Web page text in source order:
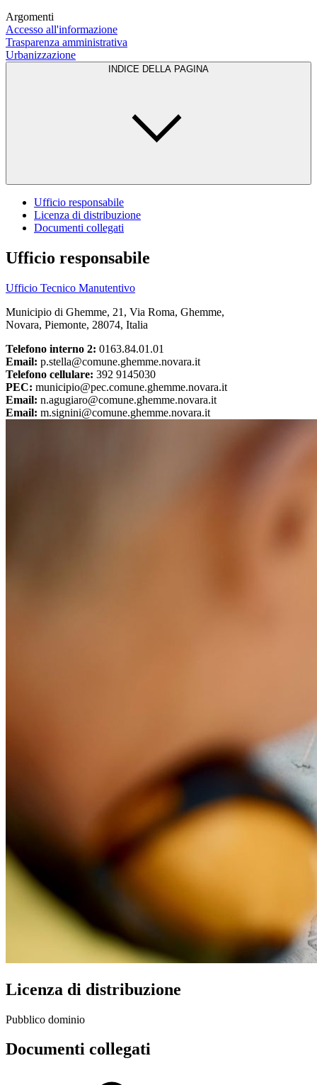
Argomenti
Accesso all'informazione
Trasparenza amministrativa
Urbanizzazione
INDICE DELLA PAGINA
Ufficio responsabile
Licenza di distribuzione
Documenti collegati
Ufficio responsabile
Ufficio Tecnico Manutentivo
Municipio di Ghemme, 21, Via Roma, Ghemme,
Novara, Piemonte, 28074, Italia
Telefono interno 2: 0163.84.01.01
Email: p.stella@comune.ghemme.novara.it
Telefono cellulare: 392 9145030
PEC: municipio@pec.comune.ghemme.novara.it
Email: n.agugiaro@comune.ghemme.novara.it
Email: m.signini@comune.ghemme.novara.it
Licenza di distribuzione
Pubblico dominio
Documenti collegati